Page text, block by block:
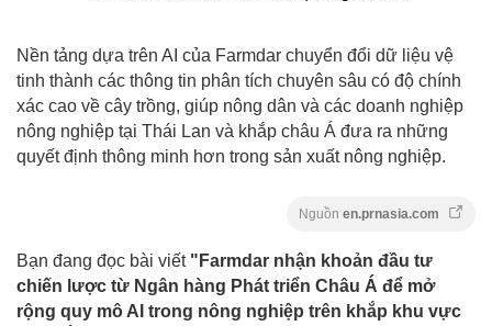
Nền tảng dựa trên AI của Farmdar chuyển đổi dữ liệu vệ
tinh thành các thông tin phân tích chuyên sâu có độ chính
xác cao về cây trồng, giúp nông dân và các doanh nghiệp
nông nghiệp tại Thái Lan và khắp châu Á đưa ra những
quyết định thông minh hơn trong sản xuất nông nghiệp.
Nguồn en.prnasia.com
Bạn đang đọc bài viết "Farmdar nhận khoản đầu tư
chiến lược từ Ngân hàng Phát triển Châu Á để mở
rộng quy mô AI trong nông nghiệp trên khắp khu vực